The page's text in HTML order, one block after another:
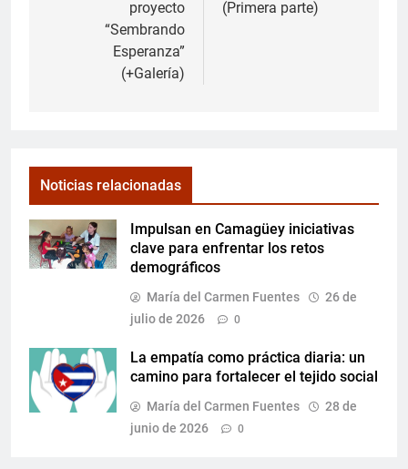
proyecto
“Sembrando
Esperanza”
(+Galería)
(Primera parte)
Noticias relacionadas
Impulsan en Camagüey iniciativas
clave para enfrentar los retos
demográficos
María del Carmen Fuentes
26 de
julio de 2026
0
La empatía como práctica diaria: un
camino para fortalecer el tejido social
María del Carmen Fuentes
28 de
junio de 2026
0